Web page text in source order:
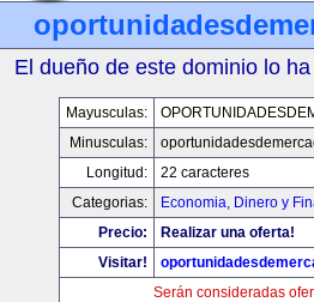
El dueño de este dominio lo
Mayusculas:
Minusculas:
Longitud:
22 caracteres
Categorias:
Economia, Dinero y
Precio:
Realizar una oferta!
Visitar!
Serán consideradas